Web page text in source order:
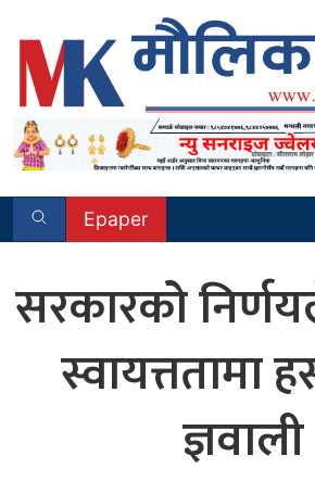
content
Epaper
सरकारको
स्वायत्ततामा
ज्ञवाली